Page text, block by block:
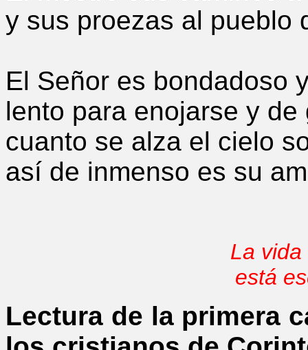
y sus proezas al pueblo
El Señor es bondadoso
lento para enojarse y
cuanto se alza el cielo
así de inmenso es su
La
está
Lectura de la primera